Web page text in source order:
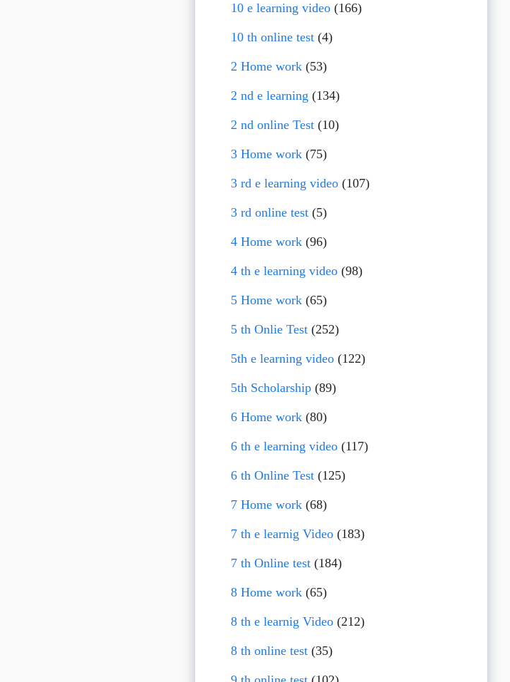
10 e learning video(166)
10 th online test(4)
2 Home work(53)
2 nd e learning (134)
2 nd online Test(10)
3 Home work(75)
3 rd e learning video(107)
3 rd online test(5)
4 Home work(96)
4 th e learning video(98)
5 Home work(65)
5 th Onlie Test(252)
5th e learning video(122)
5th Scholarship(89)
6 Home work(80)
6 th e learning video(117)
6 th Online Test(125)
7 Home work(68)
7 th e learnig Video(183)
7 th Online test(184)
8 Home work(65)
8 th e learnig Video(212)
8 th online test(35)